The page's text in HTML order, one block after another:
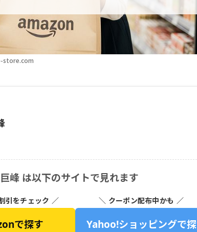
store.com
峰 は以下のサイトで見れます
引をチェック ／
で探す
＼ クーポン配布中かも ／
Yahoo!ショッピングで探